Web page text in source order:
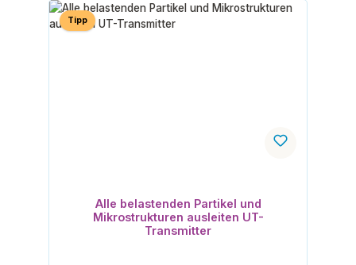
Tipp
Alle belastenden Partikel und
Mikrostrukturen ausleiten UT-
Transmitter